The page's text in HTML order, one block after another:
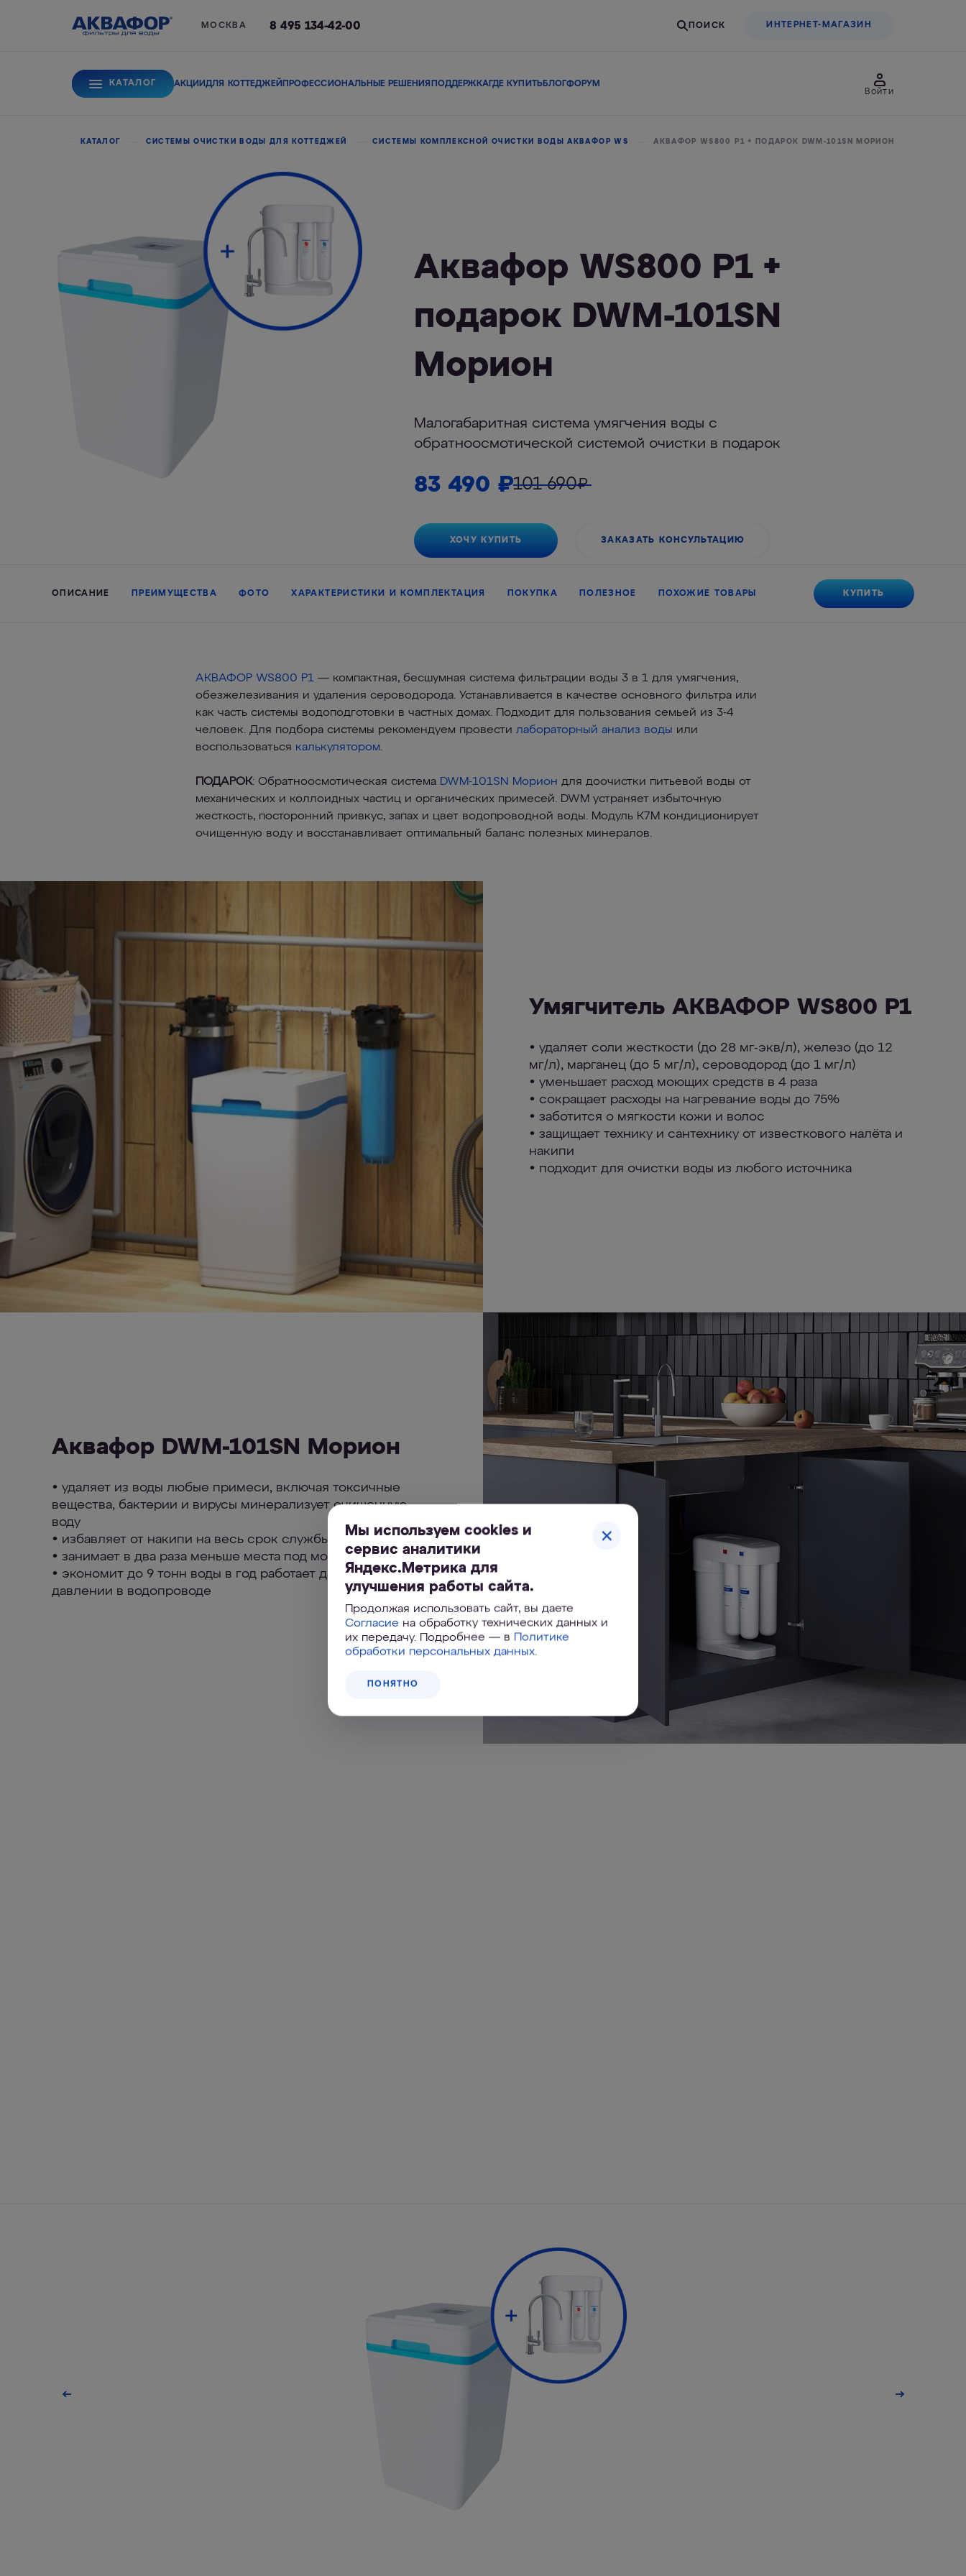
МОСКВА 8 495 134-42-00 ИНТЕРНЕТ-МАГАЗИН
КАТАЛОГ АКЦИИДЛЯ КОТТЕДЖЕЙ ПРОФЕССИОНАЛЬНЫЕ РЕШЕНИЯ ПОДДЕРЖКАГДЕ КУПИТЬ БЛОГФОРУМ
Войти
Для питьевой воды
Системы обратного
осмоса
Сорбционные фильтры
Сменные модулиМагистральные фильтрыВ коттедж Сопутствующие товарыДля бизнеса
КАТАЛОГ СИСТЕМЫ ОЧИСТКИ ВОДЫ ДЛЯ КОТТЕДЖЕЙ СИСТЕМЫ КОМПЛЕКСНОЙ ОЧИСТКИ ВОДЫ АКВАФОР WS АКВАФОР WS800 P1 + ПОДАРОК DWM-101SN МОРИОН
Аквафор WS800 P1 +
подарок DWM-101SN
Морион
Малогабаритная система умягчения воды с
обратноосмотической системой очистки в подарок
83 490 ₽101 690₽
ХОЧУ КУПИТЬ ЗАКАЗАТЬ КОНСУЛЬТАЦИЮ
ОПИСАНИЕ ПРЕИМУЩЕСТВА ФОТО ХАРАКТЕРИСТИКИ И КОМПЛЕКТАЦИЯ ПОКУПКА ПОЛЕЗНОЕ ПОХОЖИЕ ТОВАРЫ КУПИТЬ
АКВАФОР WS800 P1 — компактная, бесшумная система фильтрации воды 3 в 1 для умягчения,
обезжелезивания и удаления сероводорода. Устанавливается в качестве основного фильтра или
как часть системы водоподготовки в частных домах. Подходит для пользования семьей из 3-4
человек. Для подбора системы рекомендуем провести лабораторный анализ воды или
воспользоваться калькулятором.
ПОДАРОК: Обратноосмотическая система DWM-101SN Морион для доочистки питьевой воды от
механических и коллоидных частиц и органических примесей. DWM устраняет избыточную
жесткость, посторонний привкус, запах и цвет водопроводной воды. Модуль К7М кондиционирует
очищенную воду и восстанавливает оптимальный баланс полезных минералов.
Умягчитель АКВАФОР WS800 P1
• удаляет соли жесткости (до 28 мг-экв/л), железо (до 12
мг/л), марганец (до 5 мг/л), сероводород (до 1 мг/л)
• уменьшает расход моющих средств в 4 раза
• сокращает расходы на нагревание воды до 75%
• заботится о мягкости кожи и волос
• защищает технику и сантехнику от известкового налёта и
накипи
• подходит для очистки воды из любого источника
Аквафор DWM-101SN Морион
• удаляет из воды любые примеси, включая токсичные
вещества, бактерии и вирусы минерализует очищенную
воду
• избавляет от накипи на весь срок службы мембраны
• занимает в два раза меньше места под мойкой
• экономит до 9 тонн воды в год работает даже при низком
давлении в водопроводе
Мы используем cookies и
сервис аналитики
Яндекс.Метрика для
улучшения работы сайта.
Продолжая использовать сайт, вы даете
Согласие на обработку технических данных и
их передачу. Подробнее — в Политике
обработки персональных данных.
ПОНЯТНО